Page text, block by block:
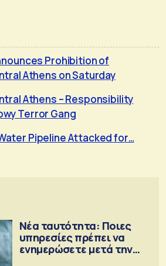
Prohibition of
Athens on Saturday
Athens – Responsibility
Terror Gang
Pipeline Attacked for…
Νέα ταυτότητα: Ποιες
υπηρεσίες πρέπει να
ενημερώσετε μετά την